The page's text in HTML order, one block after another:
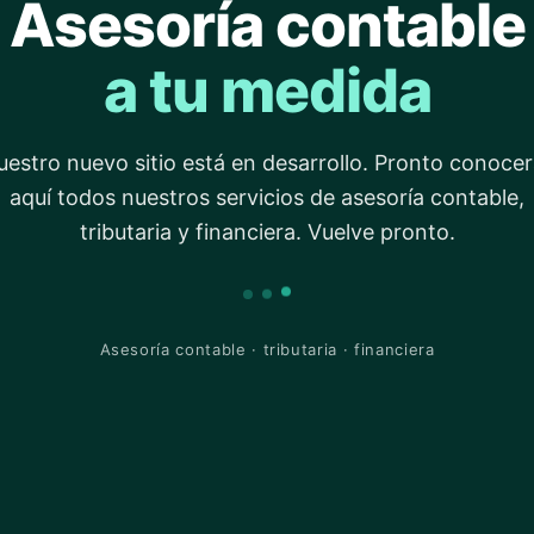
Asesoría contable
a tu medida
nuevo sitio está en desarrollo. Pronto
aquí todos nuestros servicios de asesoría contable,
tributaria y financiera. Vuelve pronto.
Asesoría contable · tributaria · financiera